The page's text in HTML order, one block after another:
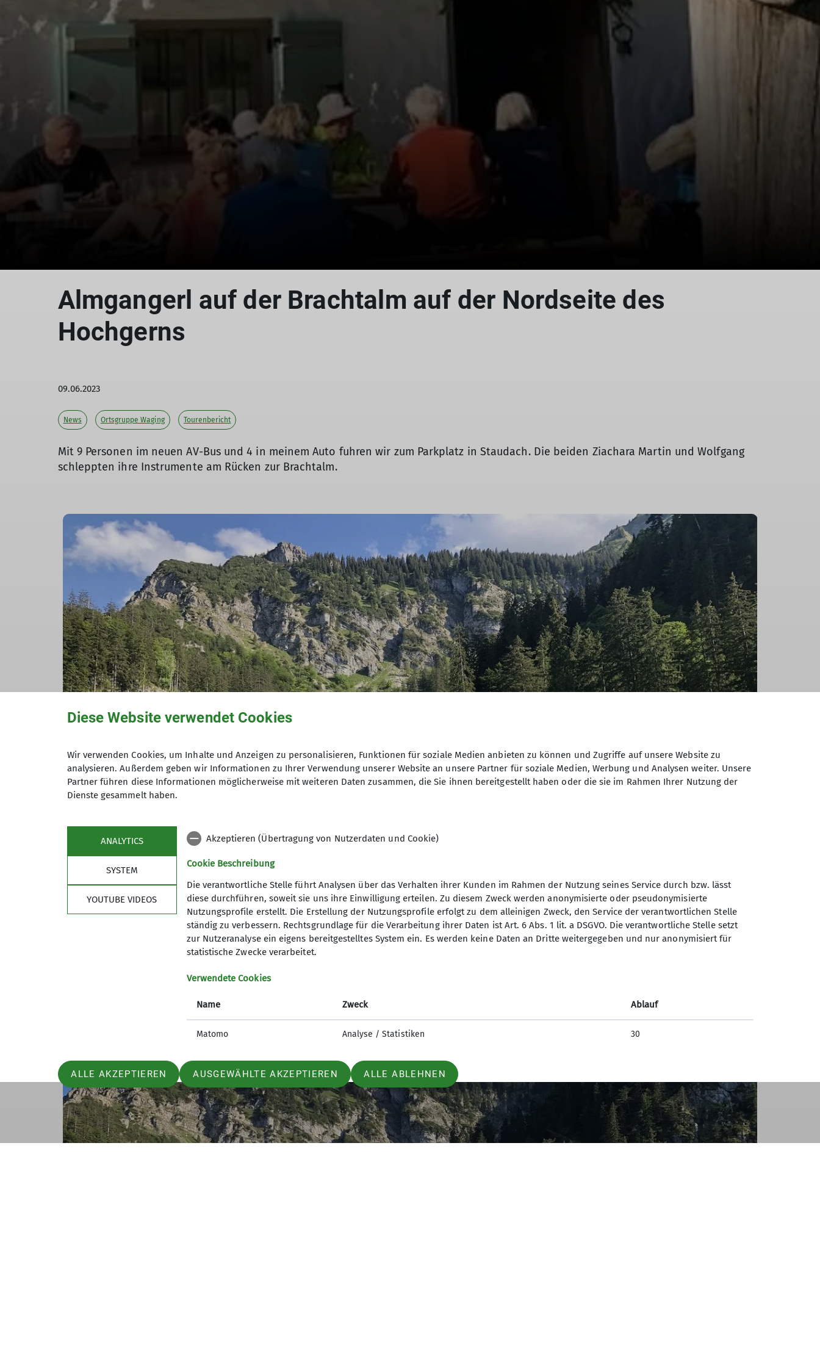
Almgangerl auf der Brachtalm auf der Nordseite des
Hochgerns
09.06.2023
News Ortsgruppe Waging Tourenbericht
Mit 9 Personen im neuen AV-Bus und 4 in meinem Auto fuhren wir zum Parkplatz in Staudach. Die beiden Ziachara Martin und Wolfgang
schleppten ihre Instrumente am Rücken zur Brachtalm.
Dort trafen wir auf Alois (von Zuhause mit dem E-Bike) und auf Ludwig mit Freundin. Kutz danach kamen noch Hermann und Steffi, nach
Brotzeit wurden wir von den beiden Zichaspielern mit Musik und Gesang zünftig unterhalten. Die par Übernachtungsgäste staunten nicht
schlecht über deren urbayrischen Lieder. Kurz vor Sonnenuntergang machten wir uns an den Abstieg und erreichten noch bei ein wenig
Diese Website verwendet Cookies
Wir verwenden Cookies, um Inhalte und Anzeigen zu personalisieren, Funktionen für soziale Medien anbieten zu können und Zugriffe auf unsere Website zu
analysieren. Außerdem geben wir Informationen zu Ihrer Verwendung unserer Website an unsere Partner für soziale Medien, Werbung und Analysen weiter. Unsere
Partner führen diese Informationen möglicherweise mit weiteren Daten zusammen, die Sie ihnen bereitgestellt haben oder die sie im Rahmen Ihrer Nutzung der
Dienste gesammelt haben.
ANALYTICS
SYSTEM
YOUTUBE VIDEOS
Akzeptieren (Übertragung von Nutzerdaten und Cookie)
Cookie Beschreibung
Die verantwortliche Stelle führt Analysen über das Verhalten ihrer Kunden im Rahmen der Nutzung seines Service durch bzw. lässt
diese durchführen, soweit sie uns ihre Einwilligung erteilen. Zu diesem Zweck werden anonymisierte oder pseudonymisierte
Nutzungsprofile erstellt. Die Erstellung der Nutzungsprofile erfolgt zu dem alleinigen Zweck, den Service der verantwortlichen Stelle
ständig zu verbessern. Rechtsgrundlage für die Verarbeitung ihrer Daten ist Art. 6 Abs. 1 lit. a DSGVO. Die verantwortliche Stelle setzt
zur Nutzeranalyse ein eigens bereitgestelltes System ein. Es werden keine Daten an Dritte weitergegeben und nur anonymisiert für
statistische Zwecke verarbeitet.
Verwendete Cookies
Name Zweck Ablauf
Matomo Analyse / Statistiken 30
ALLE AKZEPTIEREN AUSGEWÄHLTE AKZEPTIEREN ALLE ABLEHNEN